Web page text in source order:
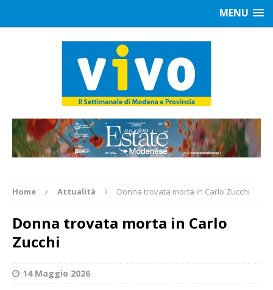
MENU
Home Attualità Donna trovata morta in Carlo Zucchi
Donna trovata morta in Carlo
Zucchi
14 Maggio 2026